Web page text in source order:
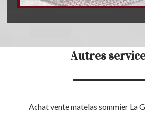
Autres
Achat vente matelas sommier La